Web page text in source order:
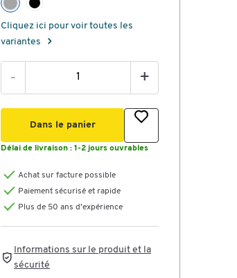
Cliquez ici pour voir toutes les
variantes
- +
Dans le panier
Délai de livraison : 1-2 jours ouvrables
Achat sur facture possible
Paiement sécurisé et rapide
Plus de 50 ans d'expérience
Informations sur le produit et la
sécurité